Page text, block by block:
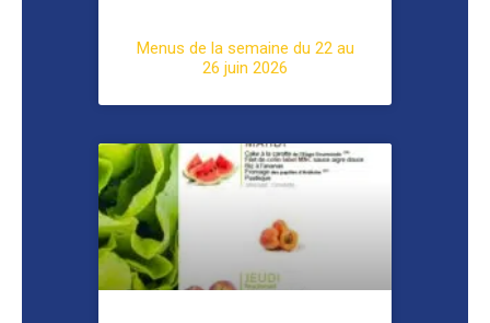
Menus de la semaine du 22 au
26 juin 2026